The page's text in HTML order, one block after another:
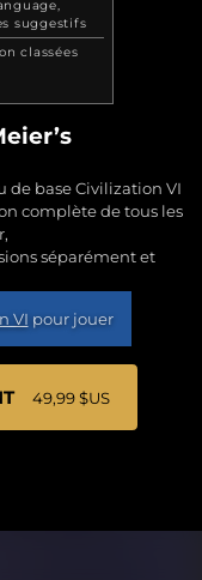
suggestifs
classées
de base Civilization VI
complète de tous les
séparément et
VI pour jouer
49,99 $US